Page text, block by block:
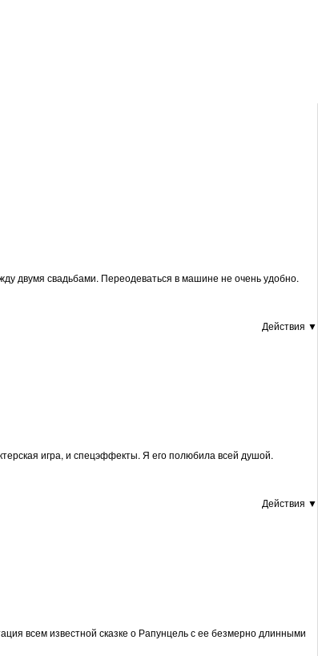
двумя свадьбами. Переодеваться в машине не очень удобно.
Действия ▼
игра, и спецэффекты. Я его полюбила всей душой.
Действия ▼
всем известной сказке о Рапунцель с ее безмерно длинными